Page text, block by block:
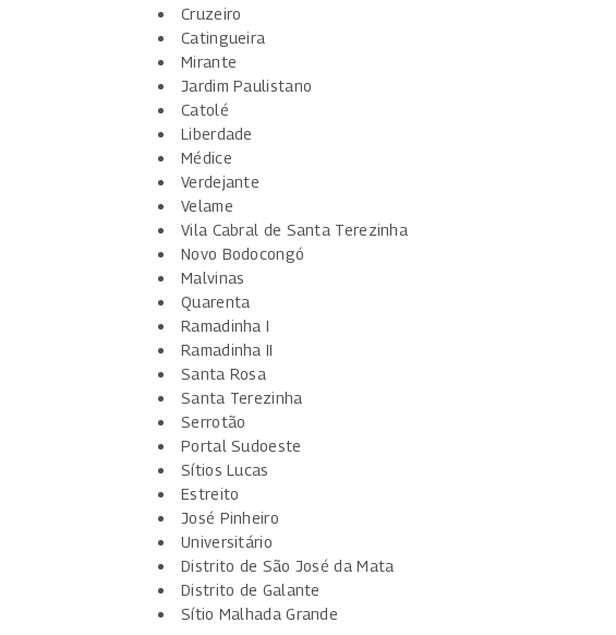
Cruzeiro
Catingueira
Mirante
Jardim Paulistano
Catolé
Liberdade
Médice
Verdejante
Velame
Vila Cabral de Santa Terezinha
Novo Bodocongó
Malvinas
Quarenta
Ramadinha I
Ramadinha II
Santa Rosa
Santa Terezinha
Serrotão
Portal Sudoeste
Sítios Lucas
Estreito
José Pinheiro
Universitário
Distrito de São José da Mata
Distrito de Galante
Sítio Malhada Grande